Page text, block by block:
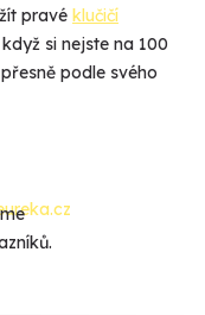
pravé klučičí
si nejste na 100
podle svého